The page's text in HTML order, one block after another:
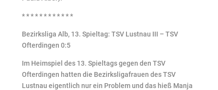
* * * * * * * * * * * *
Bezirksliga Alb, 13. Spieltag: TSV Lustnau III – TSV
Ofterdingen 0:5
Im Heimspiel des 13. Spieltags gegen den TSV
Ofterdingen hatten die Bezirksligafrauen des TSV
Lustnau eigentlich nur ein Problem und das hieß Manja